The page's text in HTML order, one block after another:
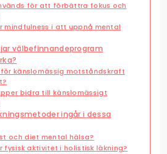
för att förbättra fokus och
mindfulness i att uppnå mental
välbefinnandeprogram
känslomässig motståndskraft
bidra till känslomässigt
ingår i dessa
och diet mental hälsa?
fysisk aktivitet i holistisk läkning?